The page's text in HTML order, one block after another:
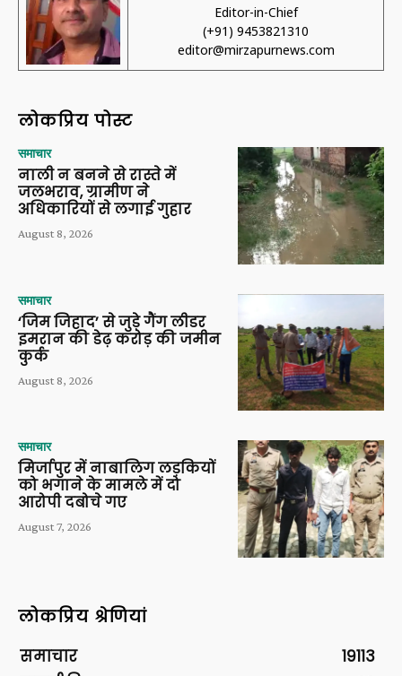
Editor-in-Chief
(+91) 9453821310
editor@mirzapurnews.com
लोकप्रिय पोस्ट
समाचार
नाली न बनने से रास्ते में
जलभराव, ग्रामीण ने
अधिकारियों से लगाई गुहार
August 8, 2026
समाचार
‘जिम जिहाद’ से जुड़े गैंग लीडर
इमरान की डेढ़ करोड़ की जमीन
कुर्क
August 8, 2026
समाचार
मिर्जापुर में नाबालिग लड़कियों
को भगाने के मामले में दो
आरोपी दबोचे गए
August 7, 2026
लोकप्रिय श्रेणियां
समाचार
19113